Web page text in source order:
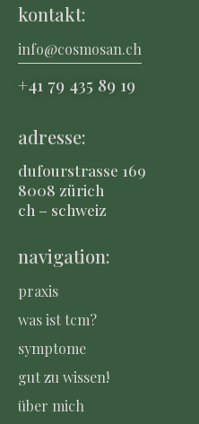
kontakt:
info@cosmosan.ch
+41 79 435 89 19
adresse:
dufourstrasse 169
8008 zürich
ch – schweiz
navigation:
praxis
was ist tcm?
symptome
gut zu wissen!
über mich